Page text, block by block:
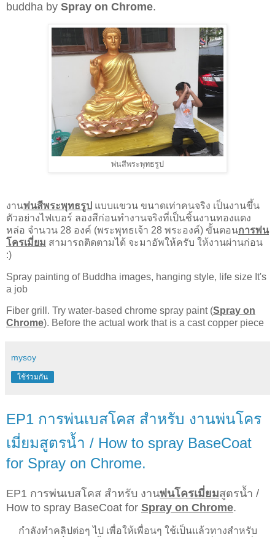
buddha by Spray on Chrome.
พ่นสีพระพุทธรูป
งานพ่นสีพระพุทธรูป แบบแขวน ขนาดเท่าคนจริง เป็นงานขึ้น
ตัวอย่างไฟเบอร์ ลองสีก่อนทำงานจริงที่เป็นชิ้นงานทองแดง
หล่อ จำนวน 28 องค์ (พระพุทธเจ้า 28 พระองค์) ขั้นตอนการพ่น
โครเมี่ยม สามารถติดตามได้ จะมาอัพให้ครับ ให้งานผ่านก่อน
:)
Spray painting of Buddha images, hanging style, life size It's
a job
Fiber grill. Try water-based chrome spray paint (Spray on
Chrome). Before the actual work that is a cast copper piece
mysoy
ใช้ร่วมกัน
EP1 การพ่นเบสโคส สำหรับ งานพ่นโคร
เมี่ยมสูตรน้ำ / How to spray BaseCoat
for Spray on Chrome.
EP1 การพ่นเบสโคส สำหรับ งานพ่นโครเมี่ยมสูตรน้ำ /
How to spray BaseCoat for Spray on Chrome.
     กำลังทำคลิปต่อๆ ไป เพื่อให้เพื่อนๆ ใช้เป็นแล้วทางสำหรับ